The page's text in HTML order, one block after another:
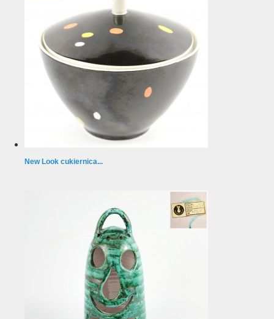
New Look cukiernica...